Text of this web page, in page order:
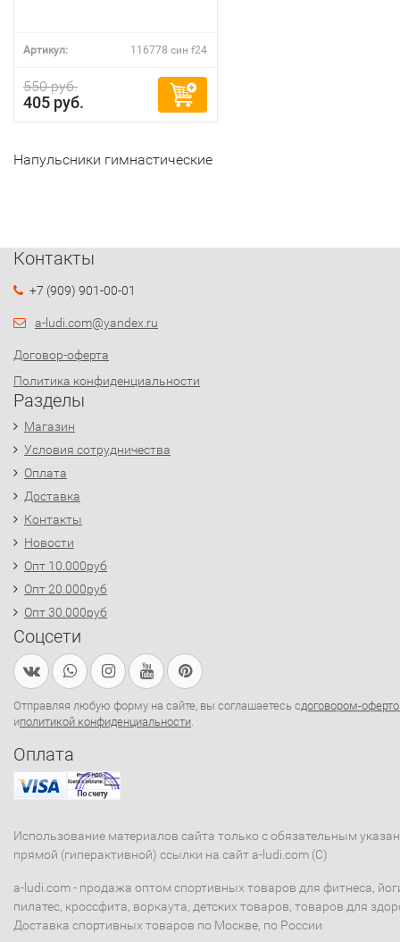
Артикул: 116778 син f24
550 руб.
405 руб.
Напульсники гимнастические
Контакты
+7 (909) 901-00-01
a-ludi.com@yandex.ru
Договор-оферта
Политика конфиденциальности
Разделы
Магазин
Условия сотрудничества
Оплата
Доставка
Контакты
Новости
Опт 10.000руб
Опт 20.000руб
Опт 30.000руб
Соцсети
Отправляя любую форму на сайте, вы соглашаетесь сдоговором-
иполитикой конфиденциальности.
Оплата
Использование материалов сайта только с обязательным
прямой (гиперактивной) ссылки на сайт a-ludi.com (C)
a-ludi.com - продажа оптом спортивных товаров для фитнеса,
пилатес, кроссфита, воркаута, детских товаров, товаров для
Доставка спортивных товаров по Москве, по России